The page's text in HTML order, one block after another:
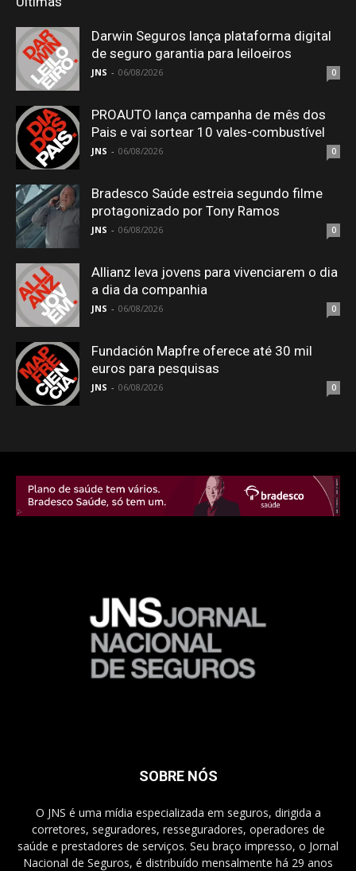
Darwin Seguros lança plataforma digital
de seguro garantia para leiloeiros
JNS - 06/08/2026 0
PROAUTO lança campanha de mês dos
Pais e vai sortear 10 vales-combustível
JNS - 06/08/2026 0
Bradesco Saúde estreia segundo filme
protagonizado por Tony Ramos
JNS - 06/08/2026 0
Allianz leva jovens para vivenciarem o dia
a dia da companhia
JNS - 06/08/2026 0
Fundación Mapfre oferece até 30 mil
euros para pesquisas
JNS - 06/08/2026 0
SOBRE NÓS
O JNS é uma mídia especializada em seguros, dirigida a
corretores, seguradores, resseguradores, operadores de
saúde e prestadores de serviços. Seu braço impresso, o Jornal
Nacional de Seguros, é distribuído mensalmente há 29 anos